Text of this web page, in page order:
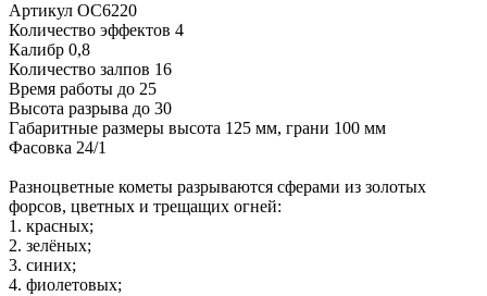
Артикул ОС6220
Количество эффектов 4
Калибр 0,8
Количество залпов 16
Время работы до 25
Высота разрыва до 30
Габаритные размеры высота 125 мм, грани 100 мм
Фасовка 24/1
Разноцветные кометы разрываются сферами из золотых
форсов, цветных и трещащих огней:
1. красных;
2. зелёных;
3. синих;
4. фиолетовых;